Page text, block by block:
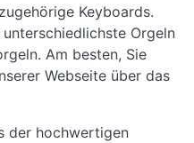
Keyboards.
Orgeln
Am besten, Sie
Webseite über das
der hochwertigen